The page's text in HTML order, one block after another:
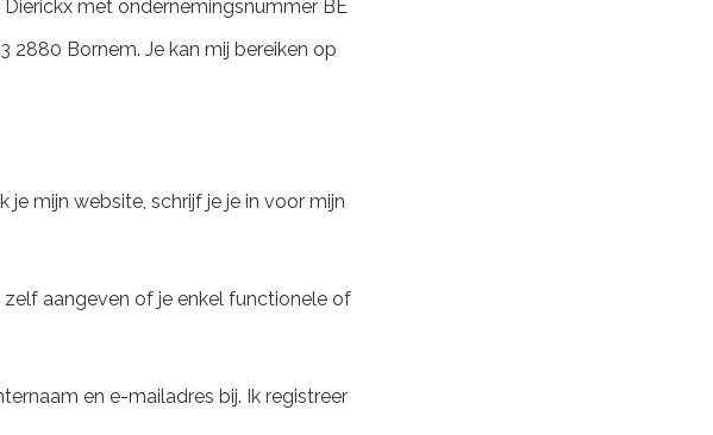
met ondernemingsnummer BE
Bornem. Je kan mij bereiken op
mijn website, schrijf je je in voor mijn
aangeven of je enkel functionele of
en e-mailadres bij. Ik registreer